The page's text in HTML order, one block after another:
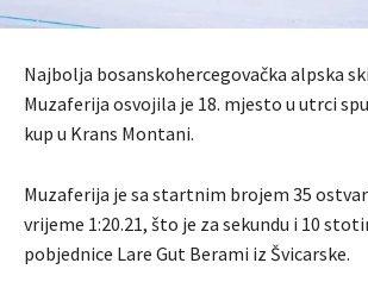
Najbolja bosanskohercegovačka alpska
Muzaferija osvojila je 18. mjesto u utrci
kup u Krans Montani.
Muzaferija je sa startnim brojem 35
vrijeme 1:20.21, što je za sekundu i 10
pobjednice Lare Gut Berami iz Švicarske.